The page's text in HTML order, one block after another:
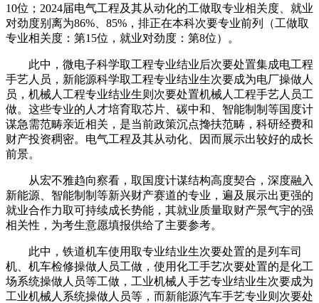
10位；2024届电气工程及其从动化的工做取专业相关度、就业
对劲度别离为86%、85%，排正在本科次要专业前列（工做取
专业相关度：第15位，就业对劲度：第8位）。
此中，微电子科学取工程专业结业后次要处置集成电工程
手艺人员，新能源科学取工程专业结业生次要成为电厂操做人
员，机械人工程专业结业生则次要处置机械人工程手艺人员工
做。这些专业的人才培育取芯片、碳中和、智能制制等国度计
谋急需范畴亲近相关，是当前政策沉点搀扶范畴，科研经费和
财产投资稠密。电气工程及其从动化、因而展示出较好的成长
前景。
从宏不雅趋向察看，取国度计谋结构高度契合，深度融入
新能源、智能制制等新兴财产赛道的专业，遍及展示出更强的
就业合作力取可持续成长势能，其就业质量取财产景气宇的强
相关性，为考生意愿填报供给了主要参考。
此中，铁道机车使用取专业结业生次要处置的是列车司
机、机车检修操做人员工做，使用化工手艺次要处置的是化工
场系统操做人员等工做，工业机械人手艺专业结业生次要成为
工业机械人系统操做人员等，而新能源汽车手艺专业则次要处